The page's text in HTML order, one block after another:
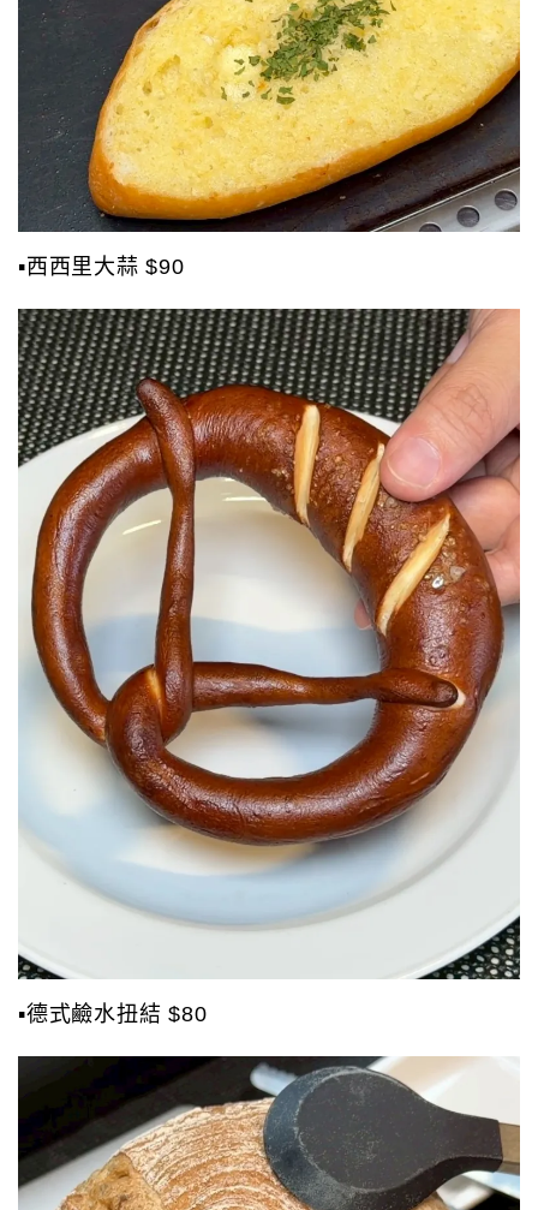
▪️西西里大蒜 $90
▪️德式鹼水扭結 $80